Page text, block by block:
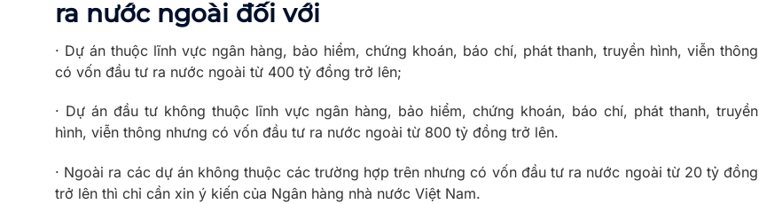
ra nước ngoài đối với
· Dự án thuộc lĩnh vực ngân hàng, bảo hiểm, chứng khoán, báo chí, phát thanh, truyền hình, viễn thông
có vốn đầu tư ra nước ngoài từ 400 tỷ đồng trở lên;
· Dự án đầu tư không thuộc lĩnh vực ngân hàng, bảo hiểm, chứng khoán, báo chí, phát thanh, truyền
hình, viễn thông nhưng có vốn đầu tư ra nước ngoài từ 800 tỷ đồng trở lên.
· Ngoài ra các dự án không thuộc các trường hợp trên nhưng có vốn đầu tư ra nước ngoài từ 20 tỷ đồng
trở lên thì chỉ cần xin ý kiến của Ngân hàng nhà nước Việt Nam.